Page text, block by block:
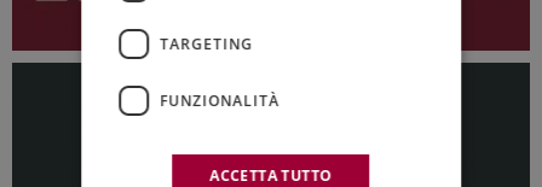
TARGETING
FUNZIONALITÀ
ACCETTA TUTTO